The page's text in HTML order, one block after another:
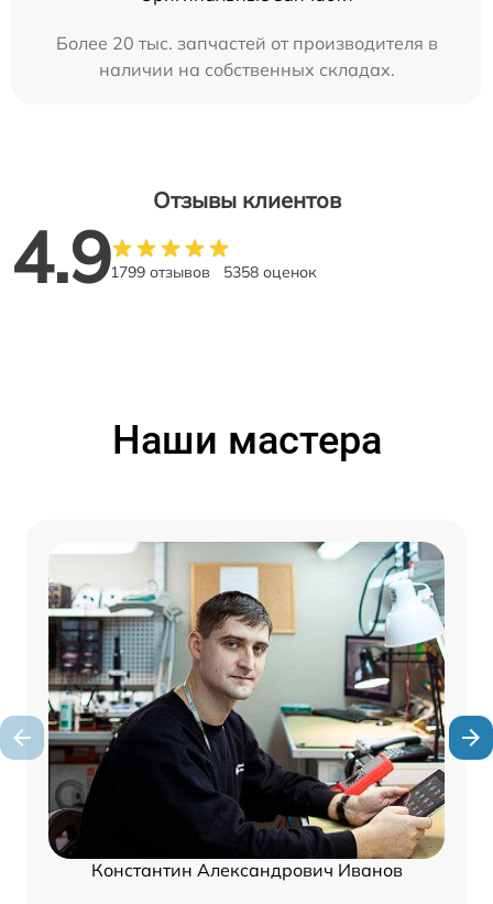
Более 20 тыс. запчастей от производителя в
наличии на собственных складах.
Отзывы клиентов
4.91799 отзывов 5358 оценок
Наши мастера
Константин Александрович Иванов